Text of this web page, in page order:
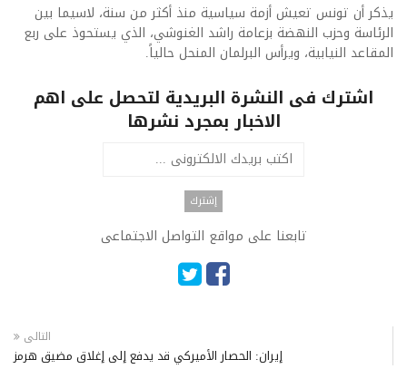
يذكر أن تونس تعيش أزمة سياسية منذ أكثر من سنة، لاسيما بين
الرئاسة وحزب النهضة بزعامة راشد الغنوشي، الذي يستحوذ على ربع
المقاعد النيابية، ويرأس البرلمان المنحل حالياً.
اشترك فى النشرة البريدية لتحصل على اهم
الاخبار بمجرد نشرها
تابعنا على مواقع التواصل الاجتماعى
التالى
إيران: الحصار الأميركي قد يدفع إلى إغلاق مضيق هرمز